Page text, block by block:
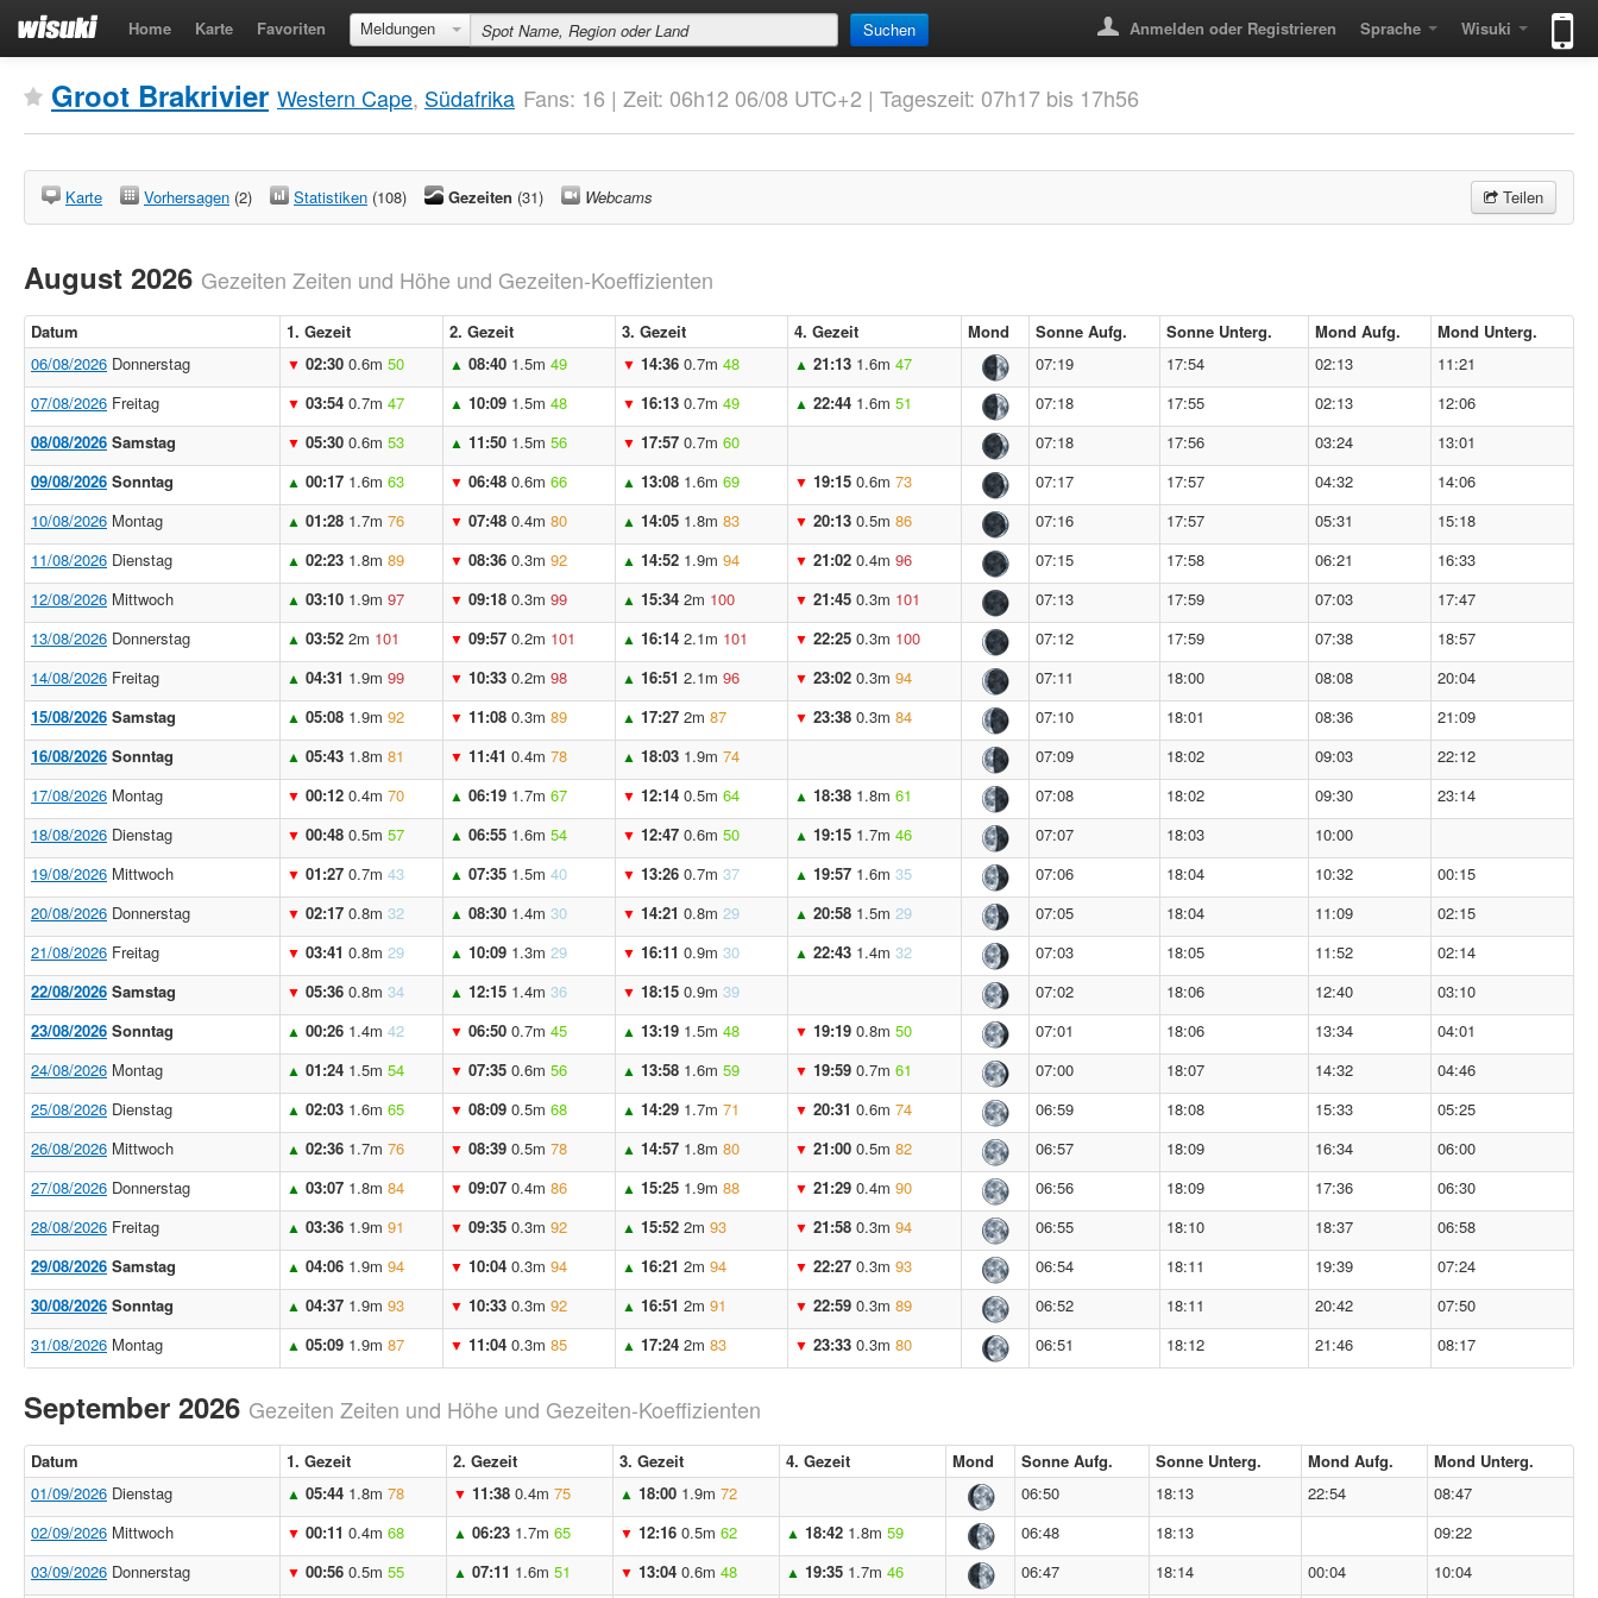
Home Karte Favoriten Meldungen Suchen Anmelden oder Registrieren Sprache Wisuki
Groot Brakrivier Western Cape, Südafrika Fans: 16 | Zeit: 06h12 06/08 UTC+2 | Tageszeit: 07h17 bis 17h56
Karte Vorhersagen (2) Statistiken (108) Gezeiten (31) Webcams Teilen
August 2026 Gezeiten Zeiten und Höhe und Gezeiten-Koeffizienten
Datum 1. Gezeit 2. Gezeit 3. Gezeit 4. Gezeit Mond Sonne Aufg. Sonne Unterg. Mond Aufg.
Mond Unterg.
06/08/2026 Donnerstag ▼ 02:30 0.6m 50 ▲ 08:40 1.5m 49 ▼ 14:36 0.7m 48 ▲ 21:13 1.6m 47 07:19 17:54 02:13
11:21
07/08/2026 Freitag ▼ 03:54 0.7m 47 ▲ 10:09 1.5m 48 ▼ 16:13 0.7m 49 ▲ 22:44 1.6m 51 07:18 17:55 02:13
12:06
08/08/2026 Samstag ▼ 05:30 0.6m 53 ▲ 11:50 1.5m 56 ▼ 17:57 0.7m 60 07:18 17:56 03:24
13:01
09/08/2026 Sonntag ▲ 00:17 1.6m 63 ▼ 06:48 0.6m 66 ▲ 13:08 1.6m 69 ▼ 19:15 0.6m 73 07:17 17:57 04:32
14:06
10/08/2026 Montag ▲ 01:28 1.7m 76 ▼ 07:48 0.4m 80 ▲ 14:05 1.8m 83 ▼ 20:13 0.5m 86 07:16 17:57 05:31
15:18
11/08/2026 Dienstag ▲ 02:23 1.8m 89 ▼ 08:36 0.3m 92 ▲ 14:52 1.9m 94 ▼ 21:02 0.4m 96 07:15 17:58 06:21
16:33
12/08/2026 Mittwoch ▲ 03:10 1.9m 97 ▼ 09:18 0.3m 99 ▲ 15:34 2m 100 ▼ 21:45 0.3m 101 07:13 17:59 07:03
17:47
13/08/2026 Donnerstag ▲ 03:52 2m 101 ▼ 09:57 0.2m 101 ▲ 16:14 2.1m 101 ▼ 22:25 0.3m 100 07:12 17:59 07:38
18:57
14/08/2026 Freitag ▲ 04:31 1.9m 99 ▼ 10:33 0.2m 98 ▲ 16:51 2.1m 96 ▼ 23:02 0.3m 94 07:11 18:00 08:08
20:04
15/08/2026 Samstag ▲ 05:08 1.9m 92 ▼ 11:08 0.3m 89 ▲ 17:27 2m 87 ▼ 23:38 0.3m 84 07:10 18:01 08:36
21:09
16/08/2026 Sonntag ▲ 05:43 1.8m 81 ▼ 11:41 0.4m 78 ▲ 18:03 1.9m 74 07:09 18:02 09:03
22:12
17/08/2026 Montag ▼ 00:12 0.4m 70 ▲ 06:19 1.7m 67 ▼ 12:14 0.5m 64 ▲ 18:38 1.8m 61 07:08 18:02 09:30
23:14
18/08/2026 Dienstag ▼ 00:48 0.5m 57 ▲ 06:55 1.6m 54 ▼ 12:47 0.6m 50 ▲ 19:15 1.7m 46 07:07 18:03
10:00
19/08/2026 Mittwoch ▼ 01:27 0.7m 43 ▲ 07:35 1.5m 40 ▼ 13:26 0.7m 37 ▲ 19:57 1.6m 35 07:06 18:04 10:32
00:15
20/08/2026 Donnerstag ▼ 02:17 0.8m 32 ▲ 08:30 1.4m 30 ▼ 14:21 0.8m 29 ▲ 20:58 1.5m 29 07:05 18:04 11:09
02:15
21/08/2026 Freitag ▼ 03:41 0.8m 29 ▲ 10:09 1.3m 29 ▼ 16:11 0.9m 30 ▲ 22:43 1.4m 32 07:03 18:05 11:52
02:14
22/08/2026 Samstag ▼ 05:36 0.8m 34 ▲ 12:15 1.4m 36 ▼ 18:15 0.9m 39 07:02 18:06 12:40
03:10
23/08/2026 Sonntag ▲ 00:26 1.4m 42 ▼ 06:50 0.7m 45 ▲ 13:19 1.5m 48 ▼ 19:19 0.8m 50 07:01 18:06 13:34
04:01
24/08/2026 Montag ▲ 01:24 1.5m 54 ▼ 07:35 0.6m 56 ▲ 13:58 1.6m 59 ▼ 19:59 0.7m 61 07:00 18:07 14:32
04:46
25/08/2026 Dienstag ▲ 02:03 1.6m 65 ▼ 08:09 0.5m 68 ▲ 14:29 1.7m 71 ▼ 20:31 0.6m 74 06:59 18:08 15:33
05:25
26/08/2026 Mittwoch ▲ 02:36 1.7m 76 ▼ 08:39 0.5m 78 ▲ 14:57 1.8m 80 ▼ 21:00 0.5m 82 06:57 18:09 16:34
06:00
27/08/2026 Donnerstag ▲ 03:07 1.8m 84 ▼ 09:07 0.4m 86 ▲ 15:25 1.9m 88 ▼ 21:29 0.4m 90 06:56 18:09 17:36
06:30
28/08/2026 Freitag ▲ 03:36 1.9m 91 ▼ 09:35 0.3m 92 ▲ 15:52 2m 93 ▼ 21:58 0.3m 94 06:55 18:10 18:37
06:58
29/08/2026 Samstag ▲ 04:06 1.9m 94 ▼ 10:04 0.3m 94 ▲ 16:21 2m 94 ▼ 22:27 0.3m 93 06:54 18:11 19:39
07:24
30/08/2026 Sonntag ▲ 04:37 1.9m 93 ▼ 10:33 0.3m 92 ▲ 16:51 2m 91 ▼ 22:59 0.3m 89 06:52 18:11 20:42
07:50
31/08/2026 Montag ▲ 05:09 1.9m 87 ▼ 11:04 0.3m 85 ▲ 17:24 2m 83 ▼ 23:33 0.3m 80 06:51 18:12 21:46 08:17
September 2026 Gezeiten Zeiten und Höhe und Gezeiten-Koeffizienten
Datum 1. Gezeit 2. Gezeit 3. Gezeit 4. Gezeit Mond Sonne Aufg. Sonne Unterg. Mond Aufg.
Mond Unterg.
01/09/2026 Dienstag ▲ 05:44 1.8m 78 ▼ 11:38 0.4m 75 ▲ 18:00 1.9m 72 06:50 18:13 22:54
08:47
02/09/2026 Mittwoch ▼ 00:11 0.4m 68 ▲ 06:23 1.7m 65 ▼ 12:16 0.5m 62 ▲ 18:42 1.8m 59 06:48 18:13
09:22
03/09/2026 Donnerstag ▼ 00:56 0.5m 55 ▲ 07:11 1.6m 51 ▼ 13:04 0.6m 48 ▲ 19:35 1.7m 46 06:47 18:14 00:04 10:04